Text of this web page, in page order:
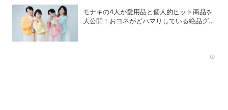
モナキの4人が愛用品と個人的ヒット商品を
大公開！おヨネがどハマりしている絶品グル